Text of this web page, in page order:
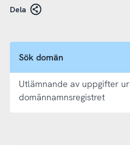
Dela
Sök domän
Utlämnande av uppgifter ur
domännamnsregistret